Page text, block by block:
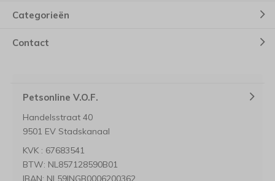
Categorieën
Contact
Petsonline V.O.F.
Handelsstraat 40
9501 EV Stadskanaal
KVK : 67683541
BTW: NL857128590B01
IBAN: NL59INGB0006200362